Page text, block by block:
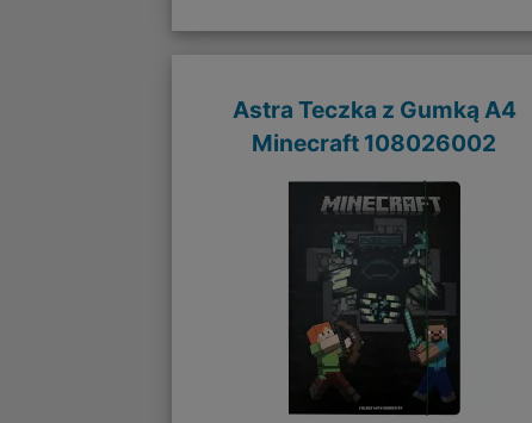
Astra Teczka z Gumką A4
Minecraft 108026002